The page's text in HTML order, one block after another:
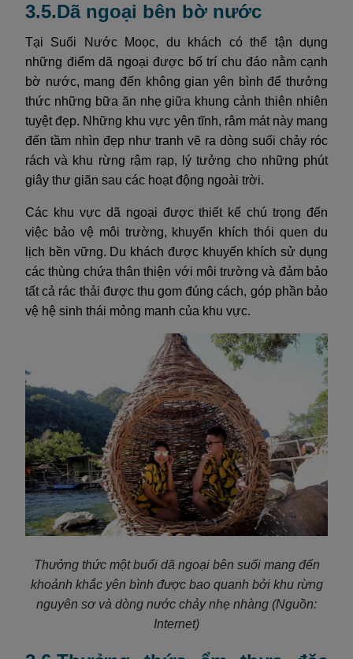
3.5.Dã ngoại bên bờ nước
Tại Suối Nước Moọc, du khách có thể tận dụng
những điểm dã ngoại được bố trí chu đáo nằm cạnh
bờ nước, mang đến không gian yên bình để thưởng
thức những bữa ăn nhẹ giữa khung cảnh thiên nhiên
tuyệt đẹp. Những khu vực yên tĩnh, râm mát này mang
đến tầm nhìn đẹp như tranh vẽ ra dòng suối chảy róc
rách và khu rừng rậm rạp, lý tưởng cho những phút
giây thư giãn sau các hoạt động ngoài trời.
Các khu vực dã ngoại được thiết kế chú trọng đến
việc bảo vệ môi trường, khuyến khích thói quen du
lịch bền vững. Du khách được khuyến khích sử dụng
các thùng chứa thân thiện với môi trường và đảm bảo
tất cả rác thải được thu gom đúng cách, góp phần bảo
vệ hệ sinh thái mỏng manh của khu vực.
Thưởng thức một buổi dã ngoại bên suối mang đến
khoảnh khắc yên bình được bao quanh bởi khu rừng
nguyên sơ và dòng nước chảy nhẹ nhàng (Nguồn:
Internet)